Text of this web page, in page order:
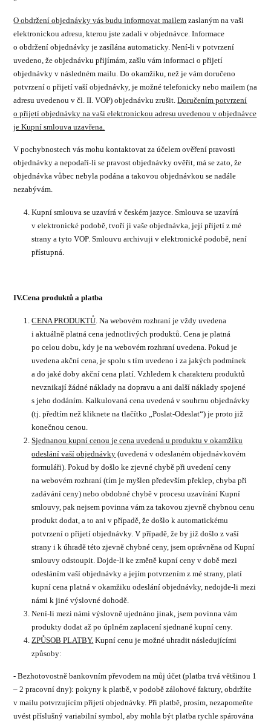
O obdržení objednávky vás budu informovat mailem zaslaným na vaši
elektronickou adresu, kterou jste zadali v objednávce. Informace
o obdržení objednávky je zasílána automaticky. Není-li v potvrzení
uvedeno, že objednávku přijímám, zašlu vám informaci o přijetí
objednávky v následném mailu. Do okamžiku, než je vám doručeno
potvrzení o přijetí vaší objednávky, je možné telefonicky nebo mailem (na
adresu uvedenou v čl. II. VOP) objednávku zrušit.Doručením potvrzení
o přijetí objednávky na vaši elektronickou adresu uvedenou v objednávce
je Kupní smlouva uzavřena.
V pochybnostech vás mohu kontaktovat za účelem ověření pravosti
objednávky a nepodaří-li se pravost objednávky ověřit, má se zato, že
objednávka vůbec nebyla podána a takovou objednávkou se nadále
nezabývám.
Kupní smlouva se uzavírá v českém jazyce. Smlouva se uzavírá
v elektronické podobě, tvoří ji vaše objednávka, její přijetí z mé
strany a tyto VOP. Smlouvu archivuji v elektronické podobě, není
přístupná.
IV.Cena produktů a platba
CENA PRODUKTŮ . Na webovém rozhraní je vždy uvedena
i aktuálně platná cena jednotlivých produktů. Cena je platná
po celou dobu, kdy je na webovém rozhraní uvedena. Pokud je
uvedena akční cena, je spolu s tím uvedeno i za jakých podmínek
a do jaké doby akční cena platí. Vzhledem k charakteru produktů
nevznikají žádné náklady na dopravu a ani další náklady spojené
s jeho dodáním. Kalkulovaná cena uvedená v souhrnu objednávky
(tj. předtím než kliknete na tlačítko „Poslat-Odeslat“) je proto již
konečnou cenou.
Sjednanou kupní cenou je cena uvedená u produktu v okamžiku
odeslání vaší objednávky (uvedená v odeslaném objednávkovém
formuláři). Pokud by došlo ke zjevné chybě při uvedení ceny
na webovém rozhraní (tím je myšlen především překlep, chyba při
zadávání ceny) nebo obdobné chybě v procesu uzavírání Kupní
smlouvy, pak nejsem povinna vám za takovou zjevně chybnou cenu
produkt dodat, a to ani v případě, že došlo k automatickému
potvrzení o přijetí objednávky. V případě, že by již došlo z vaší
strany i k úhradě této zjevně chybné ceny, jsem oprávněna od Kupní
smlouvy odstoupit. Dojde-li ke změně kupní ceny v době mezi
odesláním vaší objednávky a jejím potvrzením z mé strany, platí
kupní cena platná v okamžiku odeslání objednávky, nedojde-li mezi
námi k jiné výslovné dohodě.
Není-li mezi námi výslovně ujednáno jinak, jsem povinna vám
produkty dodat až po úplném zaplacení sjednané kupní ceny.
ZPŮSOB PLATBY. Kupní cenu je možné uhradit následujícími
způsoby:
- Bezhotovostně bankovním převodem na můj účet (platba trvá většinou 1
– 2 pracovní dny): pokyny k platbě, v podobě zálohové faktury, obdržíte
v mailu potvrzujícím přijetí objednávky. Při platbě, prosím, nezapomeňte
uvést příslušný variabilní symbol, aby mohla být platba rychle spárována